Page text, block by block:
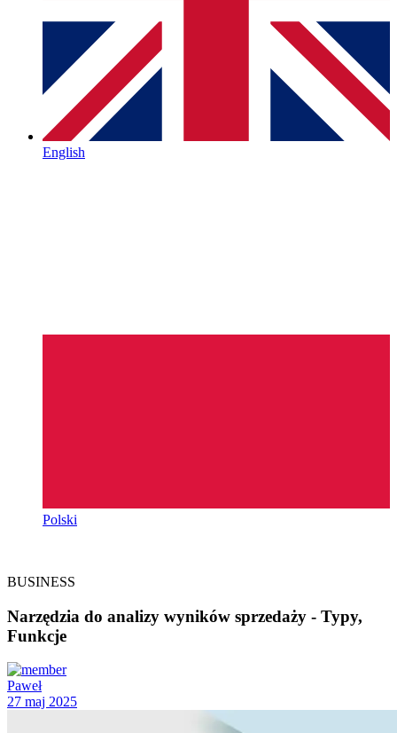
English
Polski
BUSINESS
Narzędzia do analizy wyników sprzedaży - Typy,
Funkcje
Paweł
27 maj 2025